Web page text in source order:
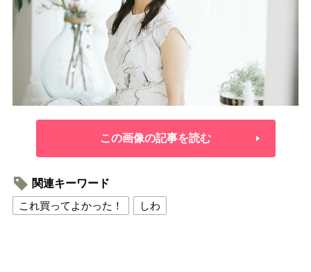
この画像の記事を読む
関連キーワード
これ買ってよかった！
しわ